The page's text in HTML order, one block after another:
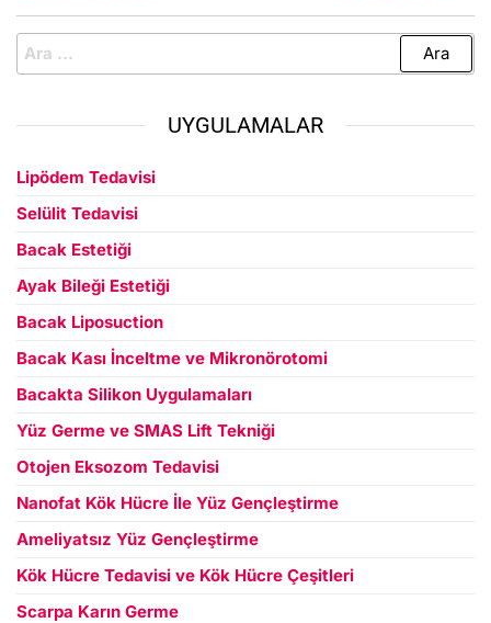
UYGULAMALAR
Lipödem Tedavisi
Selülit Tedavisi
Bacak Estetiği
Ayak Bileği Estetiği
Bacak Liposuction
Bacak Kası İnceltme ve Mikronörotomi
Bacakta Silikon Uygulamaları
Yüz Germe ve SMAS Lift Tekniği
Otojen Eksozom Tedavisi
Nanofat Kök Hücre İle Yüz Gençleştirme
Ameliyatsız Yüz Gençleştirme
Kök Hücre Tedavisi ve Kök Hücre Çeşitleri
Scarpa Karın Germe